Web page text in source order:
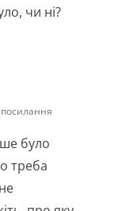
чи ні?
було
треба